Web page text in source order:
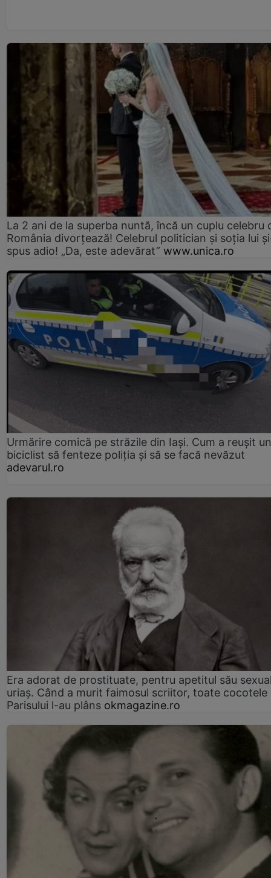
La 2 ani de la superba nuntă, încă un cuplu celebru
România divorțează! Celebrul politician și soția lui
spus adio! „Da, este adevărat” www.unica.ro
Urmărire comică pe străzile din Iași. Cum a reușit un
biciclist să fenteze poliția și să se facă nevăzut
adevarul.ro
Era adorat de prostituate, pentru apetitul său
uriaș. Când a murit faimosul scriitor, toate cocotele
Parisului l-au plâns okmagazine.ro